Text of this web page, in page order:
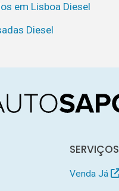
em Lisboa Diesel
Diesel
SERVIÇOS
Venda Já